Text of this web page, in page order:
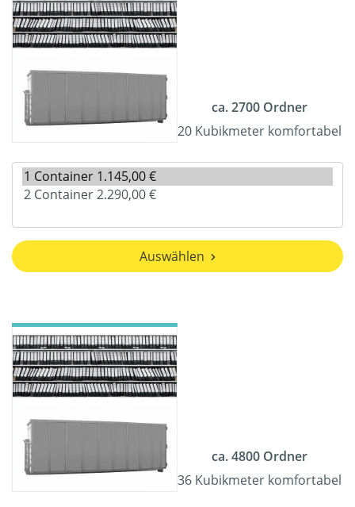
ca. 2700 Ordner
20 Kubikmeter komfortabel
Auswählen
ca. 4800 Ordner
36 Kubikmeter komfortabel